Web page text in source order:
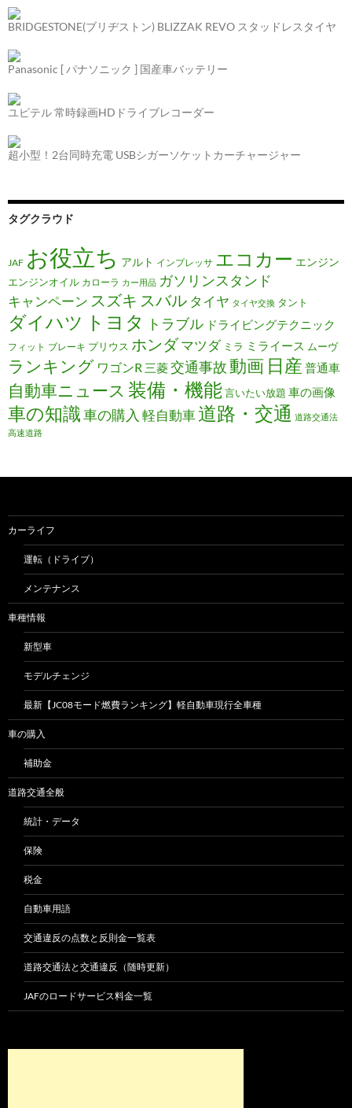
BRIDGESTONE(ブリヂストン) BLIZZAK REVO スタッドレスタイヤ
Panasonic [ パナソニック ] 国産車バッテリー
ユピテル 常時録画HDドライブレコーダー
超小型！2台同時充電 USBシガーソケットカーチャージャー
タグクラウド
JAF お役立ち アルト インプレッサ エコカー エンジン
エンジンオイル カローラ カー用品 ガソリンスタンド
キャンペーン スズキ スバル タイヤ タイヤ交換 タント
ダイハツ トヨタ トラブル ドライビングテクニック
フィット ブレーキ プリウス ホンダマツダ ミラ ミライース ムーヴ
ランキング ワゴンR 三菱交通事故動画 日産 普通車
自動車ニュース 装備・機能言いたい放題 車の画像
車の知識車の購入 軽自動車道路・交通 道路交通法
高速道路
カーライフ
運転（ドライブ）
メンテナンス
車種情報
新型車
モデルチェンジ
最新【JC08モード燃費ランキング】軽自動車現行全車種
車の購入
補助金
道路交通全般
統計・データ
保険
税金
自動車用語
交通違反の点数と反則金一覧表
道路交通法と交通違反（随時更新）
JAFのロードサービス料金一覧